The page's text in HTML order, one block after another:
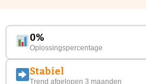
0%
Oplossingspercentage
Stabiel
Trend afgelopen 3 maanden